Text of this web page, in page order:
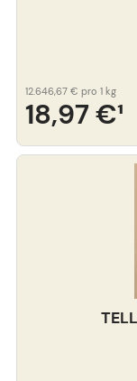
18,97 €¹
12.646,67 € pro 1 kg